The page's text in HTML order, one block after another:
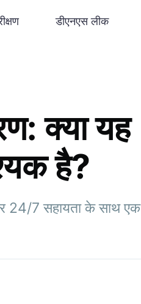
डीएनएस लीक
क्या यह
है?
24/7 सहायता के साथ एक